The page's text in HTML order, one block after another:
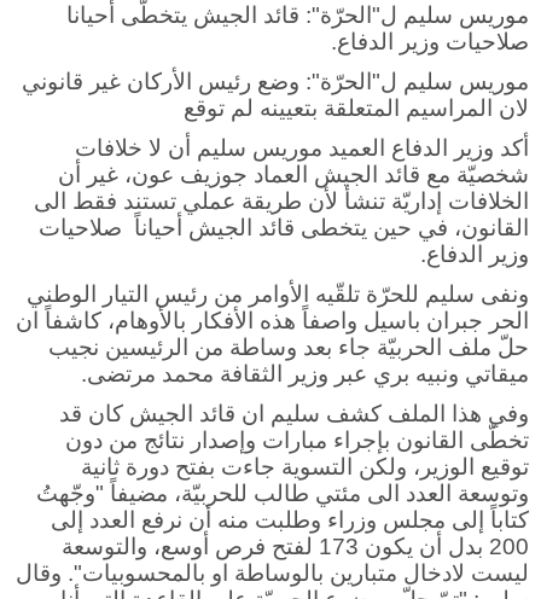
موريس سليم ل"الحرّة": قائد الجيش يتخطّى أحيانا
صلاحيات وزير الدفاع.
موريس سليم ل"الحرّة": وضع رئيس الأركان غير قانوني
لان المراسيم المتعلقة بتعيينه لم توقع
أكد وزير الدفاع العميد موريس سليم أن لا خلافات
شخصيّة مع قائد الجيش العماد جوزيف عون، غير أن
الخلافات إداريّة تنشأ لأن طريقة عملي تستند فقط الى
القانون، في حين يتخطى قائد الجيش أحياناً صلاحيات
وزير الدفاع.
ونفى سليم للحرّة تلقّيه الأوامر من رئيس التيار الوطني
الحر جبران باسيل واصفاً هذه الأفكار بالأوهام، كاشفاً ان
حلّ ملف الحربيّة جاء بعد وساطة من الرئيسين نجيب
ميقاتي ونبيه بري عبر وزير الثقافة محمد مرتضى.
وفي هذا الملف كشف سليم ان قائد الجيش كان قد
تخطّى القانون بإجراء مبارات وإصدار نتائج من دون
توقيع الوزير، ولكن التسوية جاءت بفتح دورة ثانية
وتوسعة العدد الى مئتي طالب للحربيّة، مضيفاً "وجّهتُ
كتاباً إلى مجلس وزراء وطلبت منه أن نرفع العدد إلى
200 بدل أن يكون 173 لفتح فرص أوسع، والتوسعة
ليست لادخال متبارين بالوساطة او بالمحسوبيات". وقال